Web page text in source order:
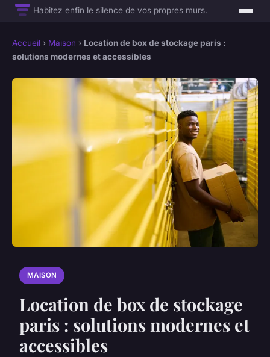
Habitez enfin le silence de vos propres murs.
Accueil › Maison › Location de box de stockage paris :
solutions modernes et accessibles
MAISON
Location de box de stockage
paris : solutions modernes et
accessibles